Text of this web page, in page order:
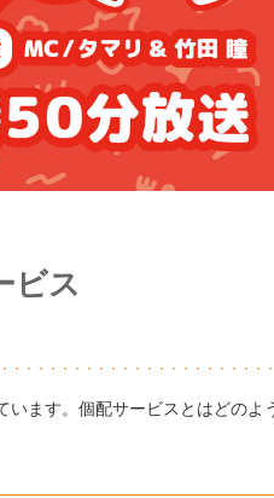
ビス
ます。個配サービスとはどのよ